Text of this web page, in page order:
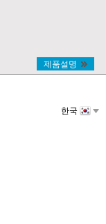
제품설명
한국